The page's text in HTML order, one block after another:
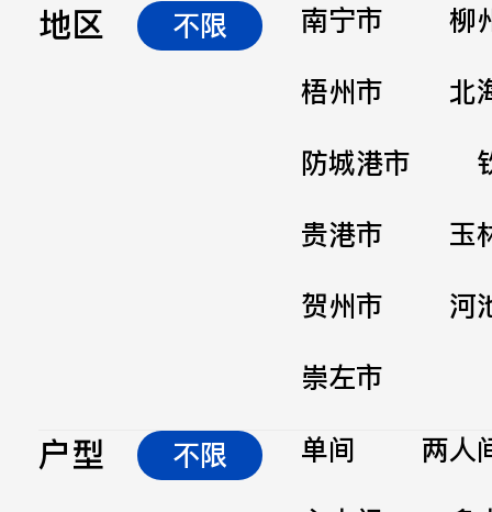
地区 不限 南宁市
柳
梧州市
北
防城港市
贵港市
玉
贺州市
河
崇左市
户型 不限 单间
两人